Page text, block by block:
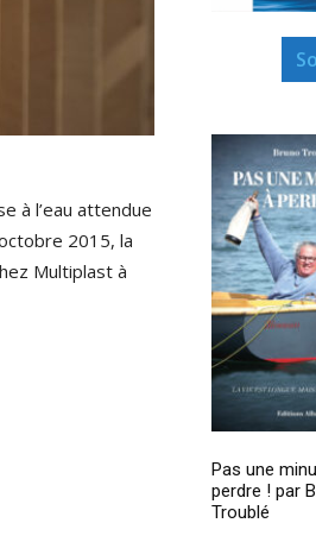
à l’eau attendue
2015, la
Multiplast à
Pas une
perdre ! par
Troublé